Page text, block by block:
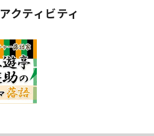
アクティビティ